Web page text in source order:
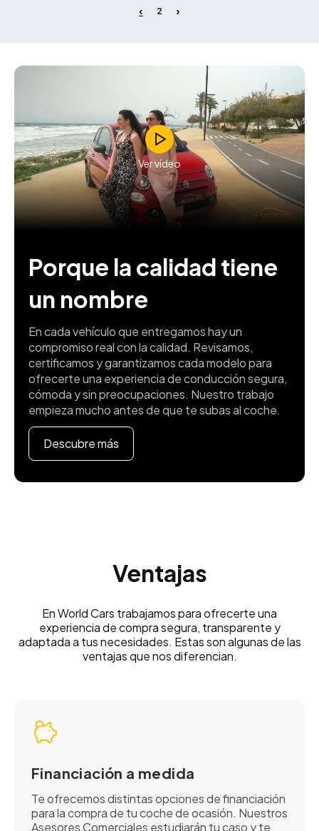
2
Ver vídeo
Porque la calidad tiene
un nombre
En cada vehículo que entregamos hay un
compromiso real con la calidad. Revisamos,
certificamos y garantizamos cada modelo para
ofrecerte una experiencia de conducción segura,
cómoda y sin preocupaciones. Nuestro trabajo
empieza mucho antes de que te subas al coche.
Descubre más
Ventajas
En World Cars trabajamos para ofrecerte una
experiencia de compra segura, transparente y
adaptada a tus necesidades. Estas son algunas de las
ventajas que nos diferencian.
Financiación a medida
Te ofrecemos distintas opciones de financiación
para la compra de tu coche de ocasión. Nuestros
Asesores Comerciales estudiarán tu caso y te